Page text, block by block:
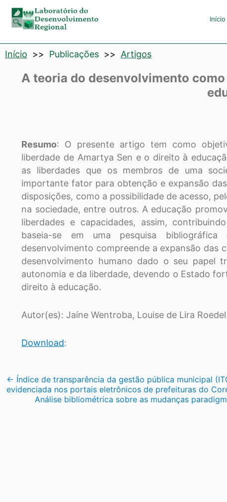
Laboratório
de
Desenvolvimento
Início
Início >> Publicações >> Artigos
A teoria do desenvolvimento
Resumo: O presente artigo tem como
liberdade de Amartya Sen e o direito à
as liberdades que os membros de uma
importante fator para obtenção e expansão
disposições, como a possibilidade de acesso,
na sociedade, entre outros. A educação
liberdades e capacidades, assim,
baseia-se em uma pesquisa
desenvolvimento compreende a expansão das
desenvolvimento humano dado o seu papel
autonomia e da liberdade, devendo o Estado
direito à educação.
Autor(es): Jaíne Wentroba, Louise de Lira
Download:
Navegação
← Índice de transparência da gestão pública municipal
evidenciada nos portais eletrônicos de prefeituras do
Análise bibliométrica sobre as mudanças